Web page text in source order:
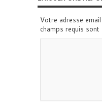
Votre adresse
champs requis sont